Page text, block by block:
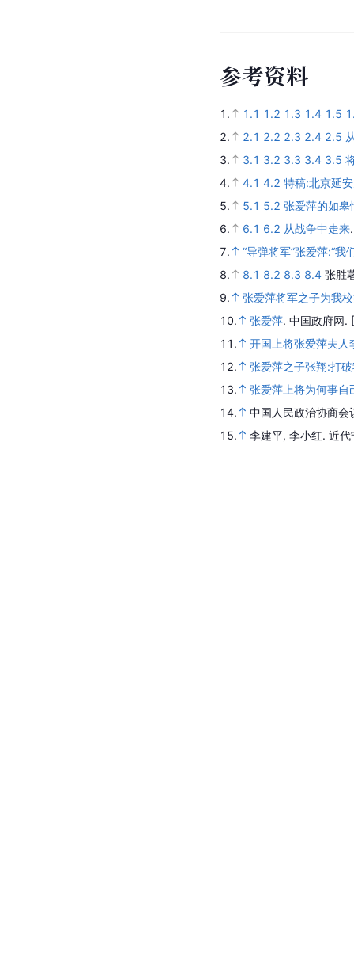
参考资料
1. 1.1 1.2 1.3 1.4 1.5
2.
2.1 2.2 2.3 2.4 2.5
3.
3.1 3.2 3.3 3.4 3.5
4.
4.1 4.2 特稿:北京延
5.
5.1 5.2 张爱萍的如皋
6.
6.1 6.2 从战争中走来
7.
“导弹将军”张爱萍:“我
8.
8.1 8.2 8.3 8.4 张胜
9.
张爱萍将军之子为我
10.
张爱萍. 中国政府网.
11.
开国上将张爱萍夫
12.
张爱萍之子张翔:打
13.
张爱萍上将为何事
14.
中国人民政治协商
15.
李建平, 李小红. 近代